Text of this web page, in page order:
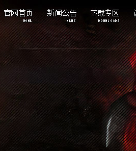
重点新闻
游戏公告
活动资讯
游戏下载
酷炫壁纸
游戏截图
游戏视频